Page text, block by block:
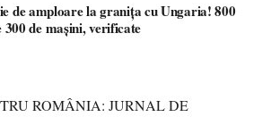
de amploare la granița cu Ungaria! 800
300 de mașini, verificate